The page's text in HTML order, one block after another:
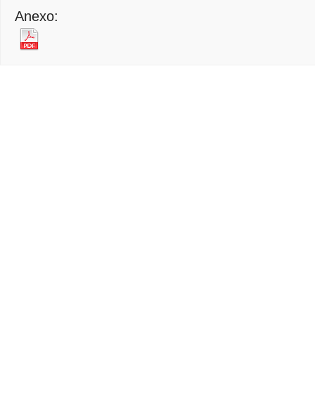
Anexo: